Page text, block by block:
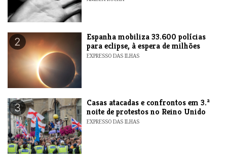
2
Espanha mobiliza 33.600 polícias
para eclipse, à espera de milhões
EXPRESSO DAS ILHAS
3
Casas atacadas e confrontos em 3.ª
noite de protestos no Reino Unido
EXPRESSO DAS ILHAS